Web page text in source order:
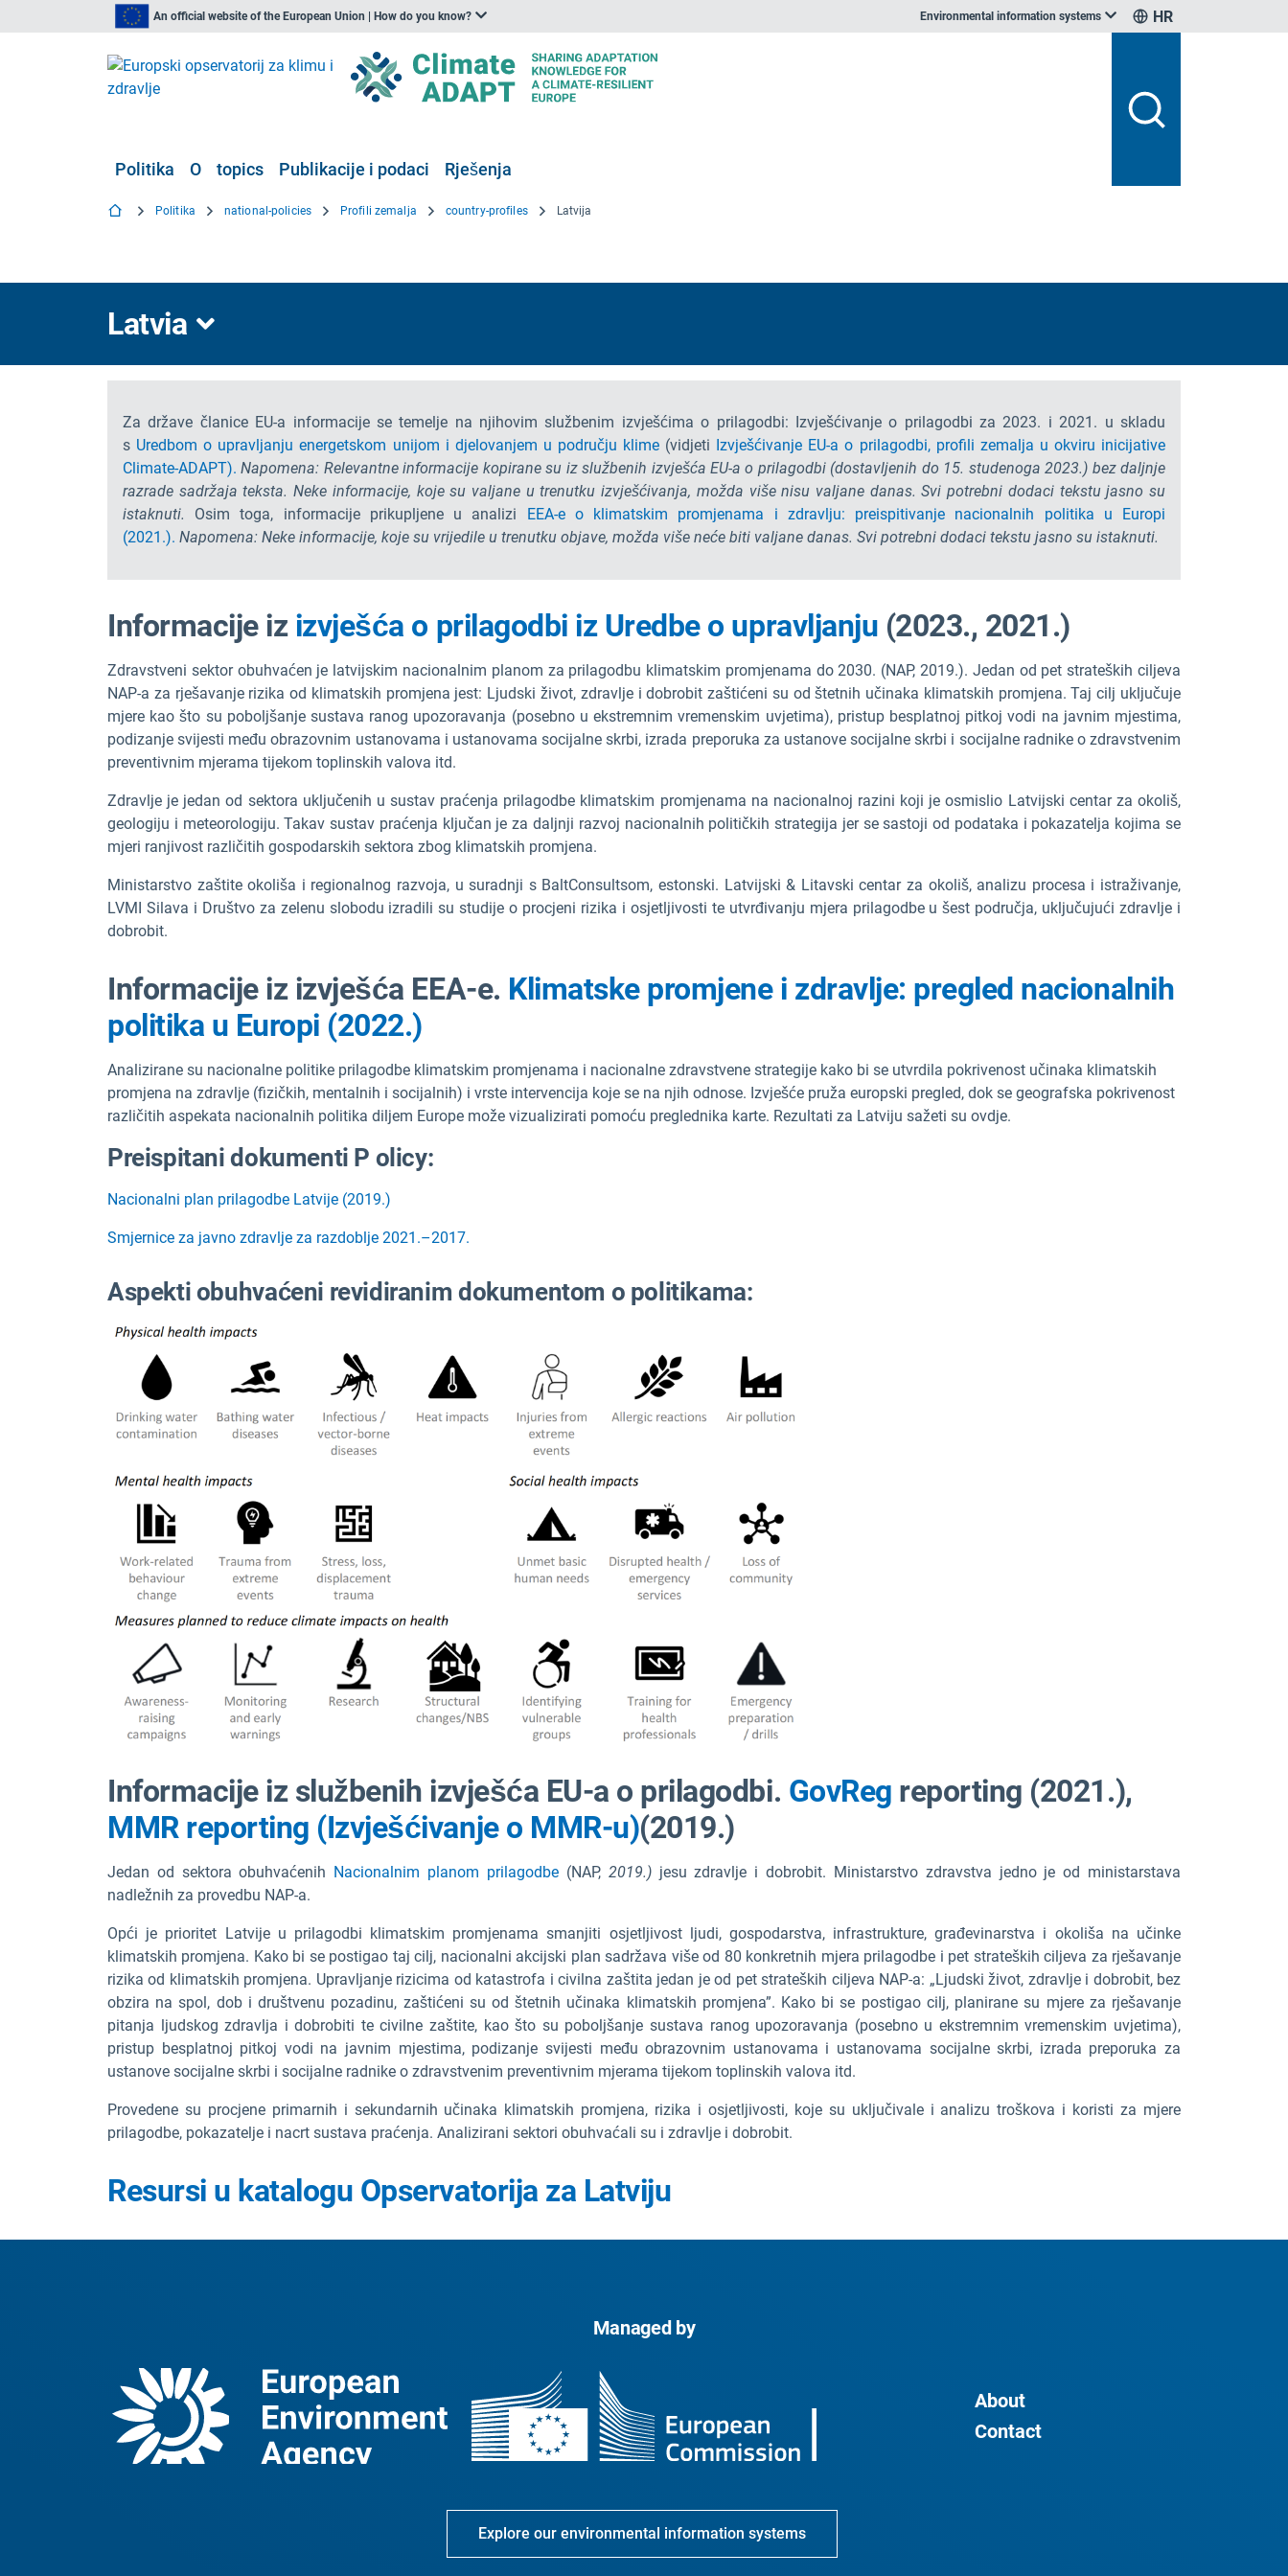
An official website of the European Union | How do you know? Environmental information systems HR
Politika O topics Publikacije i podaci Rješenja
Politika national-policies Profili zemalja country-profiles Latvija
Latvia
Za države članice EU-a informacije se temelje na njihovim službenim izvješćima o prilagodbi: Izvješćivanje o prilagodbi za 2023. i 2021. u skladu
s Uredbom o upravljanju energetskom unijom i djelovanjem u području klime (vidjeti Izvješćivanje EU-a o prilagodbi, profili zemalja u okviru inicijative
Climate-ADAPT). Napomena: Relevantne informacije kopirane su iz službenih izvješća EU-a o prilagodbi (dostavljenih do 15. studenoga 2023.) bez daljnje
razrade sadržaja teksta. Neke informacije, koje su valjane u trenutku izvješćivanja, možda više nisu valjane danas. Svi potrebni dodaci tekstu jasno su
istaknuti. Osim toga, informacije prikupljene u analizi EEA-e o klimatskim promjenama i zdravlju: preispitivanje nacionalnih politika u Europi
(2021.). Napomena: Neke informacije, koje su vrijedile u trenutku objave, možda više neće biti valjane danas. Svi potrebni dodaci tekstu jasno su istaknuti.
Informacije iz izvješća o prilagodbi iz Uredbe o upravljanju (2023., 2021.)
Zdravstveni sektor obuhvaćen je latvijskim nacionalnim planom za prilagodbu klimatskim promjenama do 2030. (NAP, 2019.). Jedan od pet strateških ciljeva
NAP-a za rješavanje rizika od klimatskih promjena jest: Ljudski život, zdravlje i dobrobit zaštićeni su od štetnih učinaka klimatskih promjena. Taj cilj uključuje
mjere kao što su poboljšanje sustava ranog upozoravanja (posebno u ekstremnim vremenskim uvjetima), pristup besplatnoj pitkoj vodi na javnim mjestima,
podizanje svijesti među obrazovnim ustanovama i ustanovama socijalne skrbi, izrada preporuka za ustanove socijalne skrbi i socijalne radnike o zdravstvenim
preventivnim mjerama tijekom toplinskih valova itd.
Zdravlje je jedan od sektora uključenih u sustav praćenja prilagodbe klimatskim promjenama na nacionalnoj razini koji je osmislio Latvijski centar za okoliš,
geologiju i meteorologiju. Takav sustav praćenja ključan je za daljnji razvoj nacionalnih političkih strategija jer se sastoji od podataka i pokazatelja kojima se
mjeri ranjivost različitih gospodarskih sektora zbog klimatskih promjena.
Ministarstvo zaštite okoliša i regionalnog razvoja, u suradnji s BaltConsultsom, estonski. Latvijski & Litavski centar za okoliš, analizu procesa i istraživanje,
LVMI Silava i Društvo za zelenu slobodu izradili su studije o procjeni rizika i osjetljivosti te utvrđivanju mjera prilagodbe u šest područja, uključujući zdravlje i
dobrobit.
Informacije iz izvješća EEA-e. Klimatske promjene i zdravlje: pregled nacionalnih
politika u Europi (2022.)
Analizirane su nacionalne politike prilagodbe klimatskim promjenama i nacionalne zdravstvene strategije kako bi se utvrdila pokrivenost učinaka klimatskih
promjena na zdravlje (fizičkih, mentalnih i socijalnih) i vrste intervencija koje se na njih odnose. Izvješće pruža europski pregled, dok se geografska pokrivenost
različitih aspekata nacionalnih politika diljem Europe može vizualizirati pomoću preglednika karte. Rezultati za Latviju sažeti su ovdje.
Preispitani dokumenti P olicy:
Nacionalni plan prilagodbe Latvije (2019.)
Smjernice za javno zdravlje za razdoblje 2021.–2017.
Aspekti obuhvaćeni revidiranim dokumentom o politikama:
Informacije iz službenih izvješća EU-a o prilagodbi. GovReg reporting (2021.),
MMR reporting (Izvješćivanjeo MMR-u)(2019.)
Jedan od sektora obuhvaćenih Nacionalnim planom prilagodbe (NAP, 2019.)jesu zdravlje i dobrobit. Ministarstvo zdravstva jedno je od ministarstava
nadležnih za provedbu NAP-a.
Opći je prioritet Latvije u prilagodbi klimatskim promjenama smanjiti osjetljivost ljudi, gospodarstva, infrastrukture, građevinarstva i okoliša na učinke
klimatskih promjena. Kako bi se postigao taj cilj, nacionalni akcijski plan sadržava više od 80 konkretnih mjera prilagodbe i pet strateških ciljeva za rješavanje
rizika od klimatskih promjena. Upravljanje rizicima od katastrofa i civilna zaštita jedan je od pet strateških ciljeva NAP-a: „Ljudski život, zdravlje i dobrobit, bez
obzira na spol, dob i društvenu pozadinu, zaštićeni su od štetnih učinaka klimatskih promjena”. Kako bi se postigao cilj, planirane su mjere za rješavanje
pitanja ljudskog zdravlja i dobrobiti te civilne zaštite, kao što su poboljšanje sustava ranog upozoravanja (posebno u ekstremnim vremenskim uvjetima),
pristup besplatnoj pitkoj vodi na javnim mjestima, podizanje svijesti među obrazovnim ustanovama i ustanovama socijalne skrbi, izrada preporuka za
ustanove socijalne skrbi i socijalne radnike o zdravstvenim preventivnim mjerama tijekom toplinskih valova itd.
Provedene su procjene primarnih i sekundarnih učinaka klimatskih promjena, rizika i osjetljivosti, koje su uključivale i analizu troškova i koristi za mjere
prilagodbe, pokazatelje i nacrt sustava praćenja. Analizirani sektori obuhvaćali su i zdravlje i dobrobit.
Resursi u katalogu Opservatorija za Latviju
Managed by
About
Contact
Explore our environmental information systems